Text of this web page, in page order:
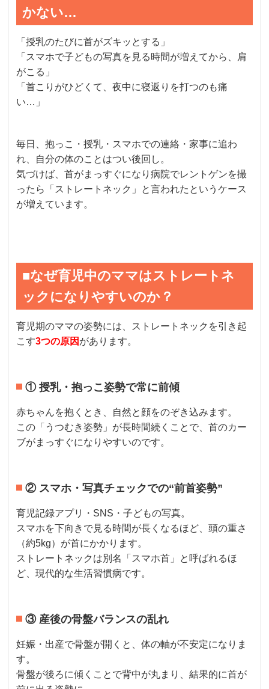
かない…
「授乳のたびに首がズキッとする」
「スマホで子どもの写真を見る時間が増えてから、肩
がこる」
「首こりがひどくて、夜中に寝返りを打つのも痛
い…」
毎日、抱っこ・授乳・スマホでの連絡・家事に追わ
れ、自分の体のことはつい後回し。
気づけば、首がまっすぐになり病院でレントゲンを撮
ったら「ストレートネック」と言われたというケース
が増えています。
■なぜ育児中のママはストレートネ
ックになりやすいのか？
育児期のママの姿勢には、ストレートネックを引き起
こす3つの原因 があります。
① 授乳・抱っこ姿勢で常に前傾
赤ちゃんを抱くとき、自然と顔をのぞき込みます。
この「うつむき姿勢」が長時間続くことで、首のカー
ブがまっすぐになりやすいのです。
② スマホ・写真チェックでの“前首姿勢”
育児記録アプリ・SNS・子どもの写真。
スマホを下向きで見る時間が長くなるほど、頭の重さ
（約5kg）が首にかかります。
ストレートネックは別名「スマホ首」と呼ばれるほ
ど、現代的な生活習慣病です。
③ 産後の骨盤バランスの乱れ
妊娠・出産で骨盤が開くと、体の軸が不安定になりま
す。
骨盤が後ろに傾くことで背中が丸まり、結果的に首が